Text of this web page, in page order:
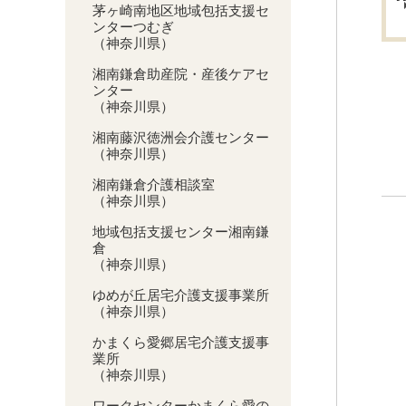
茅ヶ崎南地区地域包括支援セ
ンターつむぎ
（神奈川県）
湘南鎌倉助産院・産後ケアセ
ンター
（神奈川県）
湘南藤沢徳洲会介護センター
（神奈川県）
湘南鎌倉介護相談室
（神奈川県）
地域包括支援センター湘南鎌
倉
（神奈川県）
ゆめが丘居宅介護支援事業所
（神奈川県）
かまくら愛郷居宅介護支援事
業所
（神奈川県）